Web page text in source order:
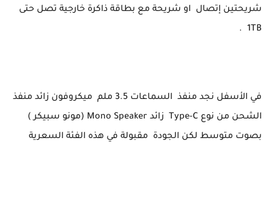
شريحتين إتصال او شريحة مع بطاقة ذاكرة خارجية تصل حتى
1TB .
في الأسفل نجد منفذ السماعات 3.5 ملم ميكروفون زائد منفذ
الشحن من نوع Type-C زائد Mono Speaker (مونو سبيكر )
بصوت متوسط لكن الجودة مقبولة في هذه الفئة السعرية